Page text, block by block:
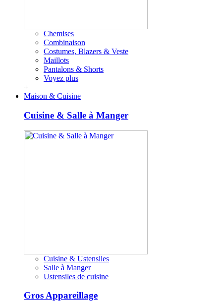
Chemises
Combinaison
Costumes, Blazers & Veste
Maillots
Pantalons & Shorts
Voyez plus
+
Maison & Cuisine
Cuisine & Salle à Manger
Cuisine & Ustensiles
Salle à Manger
Ustensiles de cuisine
Gros Appareillage